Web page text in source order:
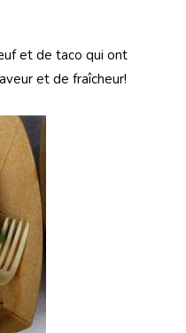
et de taco qui ont
et de fraîcheur!